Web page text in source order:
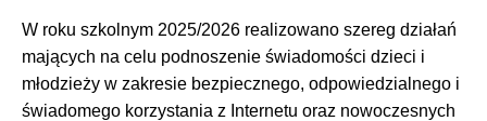
Treść
W roku szkolnym 2025/2026 realizowano szereg działań
mających na celu podnoszenie świadomości dzieci i
młodzieży w zakresie bezpiecznego, odpowiedzialnego i
świadomego korzystania z Internetu oraz nowoczesnych